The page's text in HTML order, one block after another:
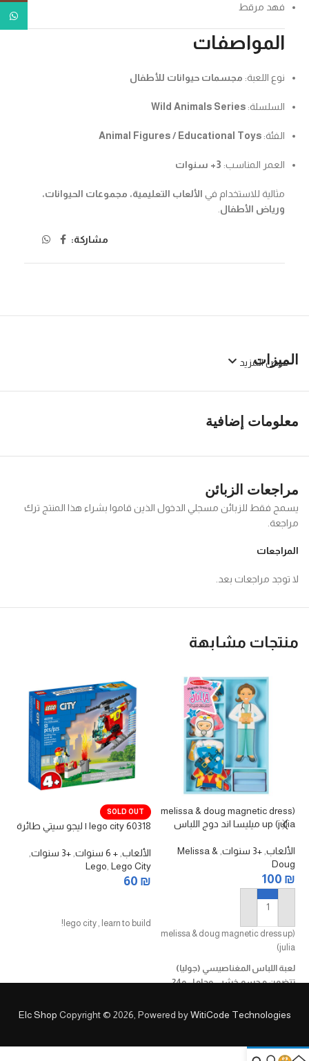
فهد مرقط
المواصفات
نوع اللعبة: مجسمات حيوانات للأطفال
السلسلة: Wild Animals Series
الفئة: Animal Figures / Educational Toys
العمر المناسب: 3+ سنوات
مثالية للاستخدام في الألعاب التعليمية، مجموعات الحيوانات،
ورياض الأطفال
مشاركة:
الميزات
عرض المزيد
معلومات إضافية
مراجعات الزبائن
المراجعات
لا توجد مراجعات بعد.
يسمح فقط للزبائن مسجلي الدخول الذين قاموا بشراء هذا المنتج ترك
مراجعة.
منتجات مشابهة
(melissa & doug magnetic dress
up (julia ميليسا اند دوج اللباس
الألعاب +3 سنوات
Melissa &
Doug
100 ₪
إضافة إلى السلة
(melissa & doug magnetic dress up
(julia
لعبة اللباس المغناصيسي (جوليا)
تتضمن مجسم خشبي وحامل و24
SOLD OUT
lego city 60318 | ليجو سيتي طائرة
الألعاب, + 6 سنوات , +3 سنوات
,
Lego Lego City
60 ₪
lego city , learn to build!
Elc Shop Copyright © 2026, Powered byWitiCode Technologies